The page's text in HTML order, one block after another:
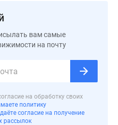
вам самые
на почту
на обработку своих
политику
даёте согласие на получение
рассылок